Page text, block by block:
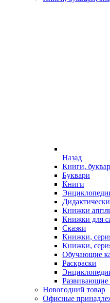
Назад
Книги,
Буквари
Книги
Книжки
Книжки для
Сказки
Книжки,
Книжки,
Обучающие
Раскраски
Новогодний товар
Офисные